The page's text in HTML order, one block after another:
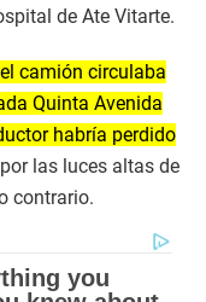
de Ate Vitarte.
el camión circulaba
Quinta Avenida
habría perdido
las luces altas de
contrario.